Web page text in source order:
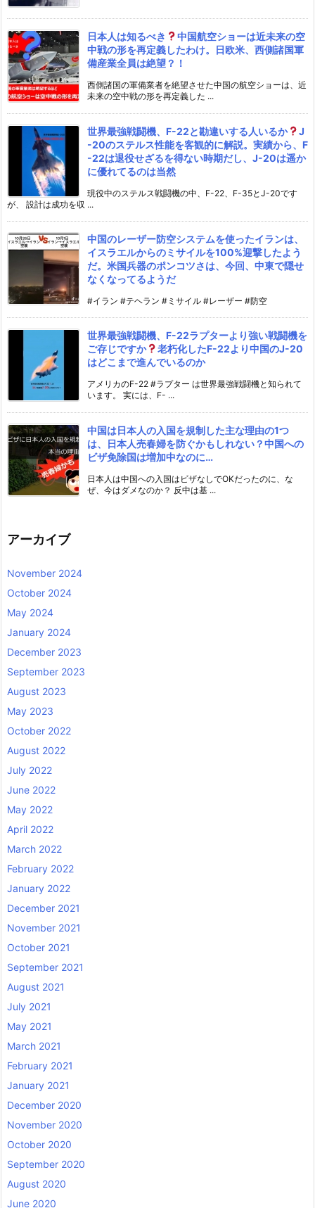
日本人は知るべき
中国航空ショーは近未来の空
中戦の形を再定義したわけ。日欧米、西側諸国軍
備産業全員は絶望？！
西側諸国の軍備業者を絶望させた中国の航空ショーは、近
未来の空中戦の形を再定義した ...
世界最強戦闘機、F-22と勘違いする人いるか
J
-20のステルス性能を客観的に解説。実績から、F
-22は退役せざるを得ない時期だし、J-20は遥か
に優れてるのは当然
現役中のステルス戦闘機の中、F-22、F-35とJ-20です
が、 設計は成功を収 ...
中国のレーザー防空システムを使ったイランは、
イスラエルからのミサイルを100%迎撃したよう
だ。米国兵器のポンコツさは、今回、中東で隠せ
なくなってるようだ
#イラン #テヘラン #ミサイル #レーザー #防空
世界最強戦闘機、F-22ラプターより強い戦闘機を
ご存じですか
老朽化したF-22より中国のJ-20
はどこまで進んでいるのか
アメリカのF-22 #ラプター は世界最強戦闘機と知られて
います。 実には、F- ...
中国は日本人の入国を規制した主な理由の1つ
は、日本人売春婦を防ぐかもしれない？中国への
ビザ免除国は増加中なのに…
日本人は中国への入国はビザなしでOKだったのに、な
ぜ、今はダメなのか？ 反中は基 ...
アーカイブ
November 2024
October 2024
May 2024
January 2024
December 2023
September 2023
August 2023
May 2023
October 2022
August 2022
July 2022
June 2022
May 2022
April 2022
March 2022
February 2022
January 2022
December 2021
November 2021
October 2021
September 2021
August 2021
July 2021
May 2021
March 2021
February 2021
January 2021
December 2020
November 2020
October 2020
September 2020
August 2020
June 2020